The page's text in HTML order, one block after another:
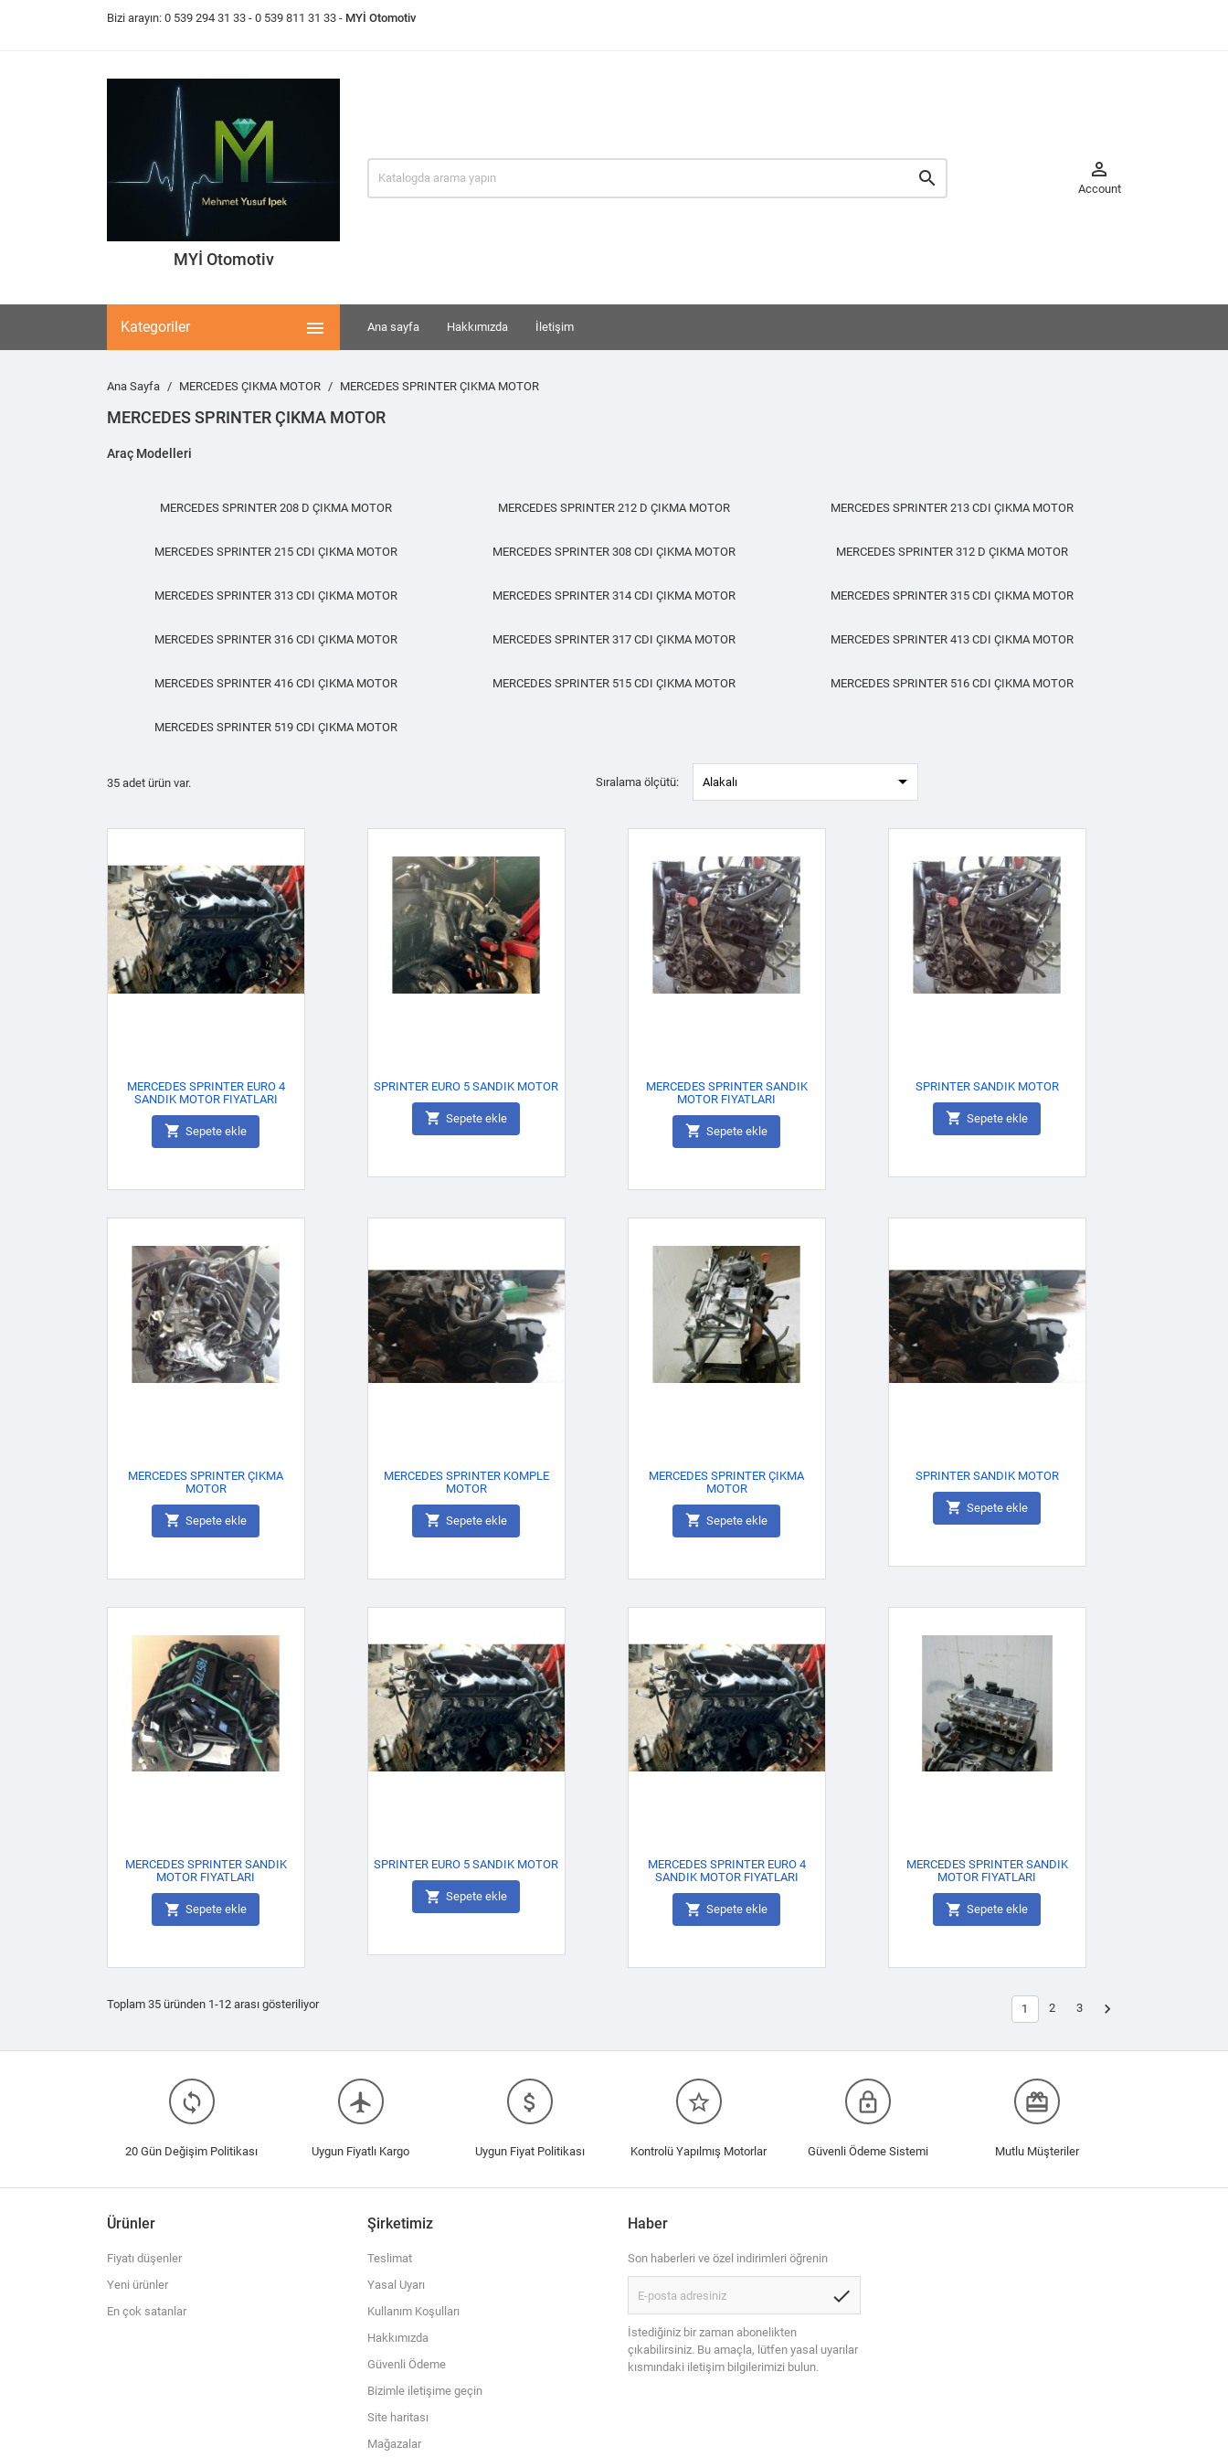
Bizi arayın: 0 539 294 31 33 - 0 539 811 31 33 - MYİ Otomotiv
MYİ Otomotiv
 
Account
Kategoriler  Ana sayfa Hakkımızda İletişim
Ana Sayfa MERCEDES ÇIKMA MOTOR MERCEDES SPRINTER ÇIKMA MOTOR
MERCEDES SPRINTER ÇIKMA MOTOR
Araç Modelleri
MERCEDES SPRINTER 208 D ÇIKMA MOTOR MERCEDES SPRINTER 212 D ÇIKMA MOTOR MERCEDES SPRINTER 213 CDI ÇIKMA MOTOR
MERCEDES SPRINTER 215 CDI ÇIKMA MOTOR MERCEDES SPRINTER 308 CDI ÇIKMA MOTOR MERCEDES SPRINTER 312 D ÇIKMA MOTOR
MERCEDES SPRINTER 313 CDI ÇIKMA MOTOR MERCEDES SPRINTER 314 CDI ÇIKMA MOTOR MERCEDES SPRINTER 315 CDI ÇIKMA MOTOR
MERCEDES SPRINTER 316 CDI ÇIKMA MOTOR MERCEDES SPRINTER 317 CDI ÇIKMA MOTOR MERCEDES SPRINTER 413 CDI ÇIKMA MOTOR
MERCEDES SPRINTER 416 CDI ÇIKMA MOTOR MERCEDES SPRINTER 515 CDI ÇIKMA MOTOR MERCEDES SPRINTER 516 CDI ÇIKMA MOTOR
MERCEDES SPRINTER 519 CDI ÇIKMA MOTOR
35 adet ürün var. Sıralama ölçütü: Alakalı 
MERCEDES SPRINTER EURO 4
SANDIK MOTOR FIYATLARI
 Sepete ekle
SPRINTER EURO 5 SANDIK MOTOR
 Sepete ekle
MERCEDES SPRINTER SANDIK
MOTOR FIYATLARI
 Sepete ekle
SPRINTER SANDIK MOTOR
 Sepete ekle
MERCEDES SPRINTER ÇIKMA
MOTOR
 Sepete ekle
MERCEDES SPRINTER KOMPLE
MOTOR
 Sepete ekle
MERCEDES SPRINTER ÇIKMA
MOTOR
 Sepete ekle
SPRINTER SANDIK MOTOR
 Sepete ekle
MERCEDES SPRINTER SANDIK
MOTOR FIYATLARI
 Sepete ekle
SPRINTER EURO 5 SANDIK MOTOR
 Sepete ekle
MERCEDES SPRINTER EURO 4
SANDIK MOTOR FIYATLARI
 Sepete ekle
MERCEDES SPRINTER SANDIK
MOTOR FIYATLARI
 Sepete ekle
Toplam 35 üründen 1-12 arası gösteriliyor 1 2 3 
loop
20 Gün Değişim Politikası
flight
Uygun Fiyatlı Kargo
attach_money
Uygun Fiyat Politikası
star_border
Kontrolü Yapılmış Motorlar
lock_outline
Güvenli Ödeme Sistemi
redeem
Mutlu Müşteriler
Ürünler
Fiyatı düşenler
Yeni ürünler
En çok satanlar
Şirketimiz
Teslimat
Yasal Uyarı
Kullanım Koşulları
Hakkımızda
Güvenli Ödeme
Bizimle iletişime geçin
Site haritası
Mağazalar
Haber
Son haberleri ve özel indirimleri öğrenin
check
İstediğiniz bir zaman abonelikten
çıkabilirsiniz. Bu amaçla, lütfen yasal uyarılar
kısmındaki iletişim bilgilerimizi bulun.